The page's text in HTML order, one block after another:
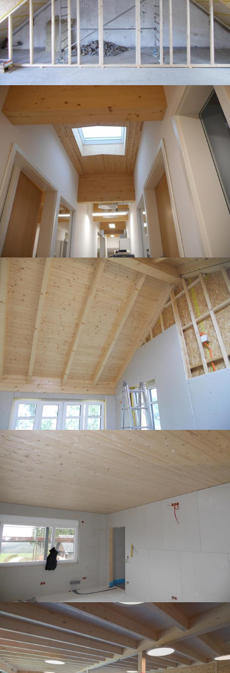
Entreprise
Services
Actualités
Contact